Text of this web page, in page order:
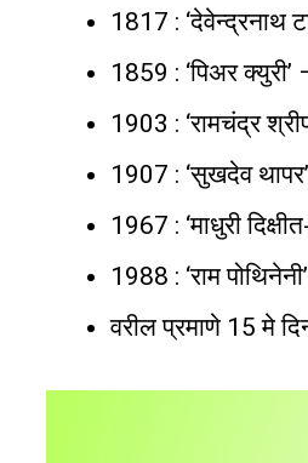
1817 : ‘देवेन्द्रनाथ
1859 : ‘पिअर
1903 : ‘रामचंद्र
1907 : ‘सुखदेव
1967 : ‘माधुरी
1988 : ‘राम
वरील प्रमाणे 15 मे